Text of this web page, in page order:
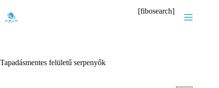
content
[fibosearch]
Tapadásmentes felületű serpenyők